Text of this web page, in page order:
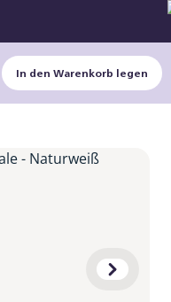
In den Warenkorb legen